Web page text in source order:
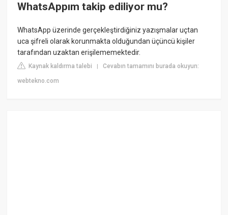
WhatsAppım takip ediliyor mu?
WhatsApp üzerinde gerçekleştirdiğiniz yazışmalar uçtan
uca şifreli olarak korunmakta olduğundan üçüncü kişiler
tarafından uzaktan erişilememektedir.
Kaynak kaldırma talebi |Cevabın tamamını burada okuyun:
webtekno.com